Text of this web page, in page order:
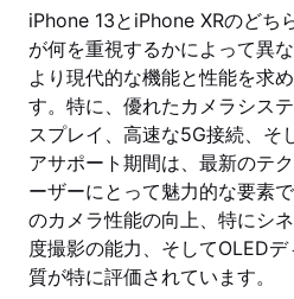
iPhone 13とiPhone XRのどち
が何を重視するかによって異
より現代的な機能と性能を求
す。特に、優れたカメラシス
スプレイ、高速な5G接続、そ
アサポート期間は、最新のテ
ーザーにとって魅力的な要素
のカメラ性能の向上、特にシ
度撮影の能力、そしてOLED
質が特に評価されています。